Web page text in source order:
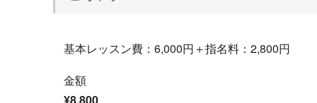
基本レッスン費：6,000円＋指名料：2,800円
金額